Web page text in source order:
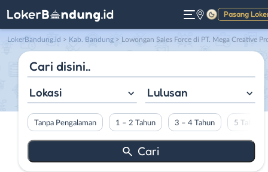
Pasang
Gelap
LokerBandung.id > Kab. Bandung > Lowongan Sales Force di PT. Mega Creative
Lokasi Lulusan
Tanpa Pengalaman 1 – 2 Tahun 3 – 4 Tahun 5 Tahun